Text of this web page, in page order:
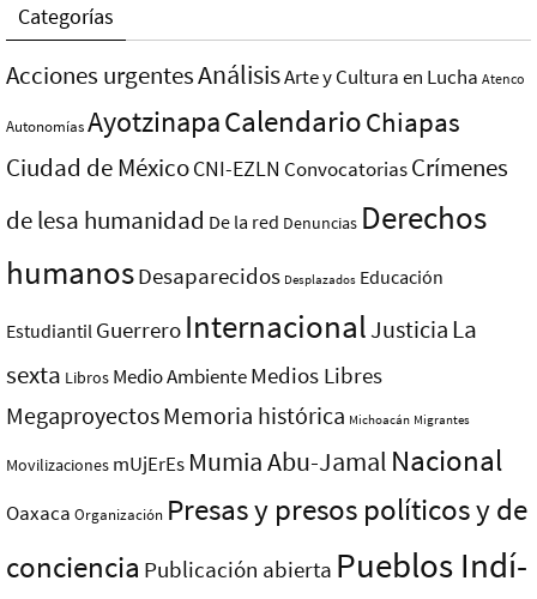
Categorías
Acciones urgentesAnálisisArte y Cultura en Lucha Atenco
AutonomíasAyotzinapaCalendarioChiapas
Ciudad de MéxicoCNI-EZLN ConvocatoriasCrímenes
de lesa humanidad De la red Denuncias Derechos
humanosDesaparecidos Desplazados Educación
Estudiantil Guerrero InternacionalJusticia La
sexta Libros Medio AmbienteMedios Libres
MegaproyectosMemoria histórica Michoacán Migrantes
Movilizaciones mUjErEs Mumia Abu-Jamal Nacional
Oaxaca Organización Presas y presos polí­ticos y de
conciencia Publicación abierta Pueblos Indí­